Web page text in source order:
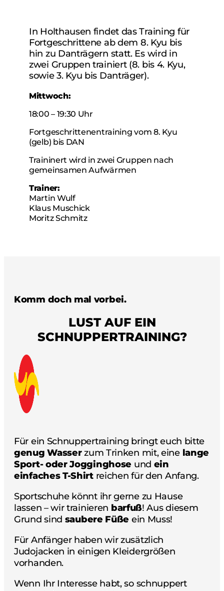
In Holthausen findet das Training für
Fortgeschrittene ab dem 8. Kyu bis
hin zu Danträgern statt. Es wird in
zwei Gruppen trainiert (8. bis 4. Kyu,
sowie 3. Kyu bis Danträger).
Mittwoch:
18:00 – 19:30 Uhr
Fortgeschrittenentrainingvom 8. Kyu
(gelb) bis DAN
Traininert wird in zwei Gruppen nach
gemeinsamen Aufwärmen
Trainer:
Martin Wulf
Klaus Muschick
Moritz Schmitz
Komm doch mal vorbei.
LUST AUF EIN
SCHNUPPERTRAINING?
Für ein Schnuppertraining bringt euch bitte
genug Wasserzum Trinken mit, eine lange
Sport- oder Jogginghose und ein
einfaches T-Shirtreichen für den Anfang.
Sportschuhe könnt ihr gerne zu Hause
lassen – wir trainieren barfuß! Aus diesem
Grund sind saubere Füße ein Muss!
Für Anfänger haben wir zusätzlich
Judojacken in einigen Kleidergrößen
vorhanden.
Wenn Ihr Interesse habt, so schnuppert